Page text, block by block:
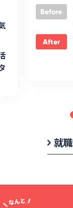
Before
After
就